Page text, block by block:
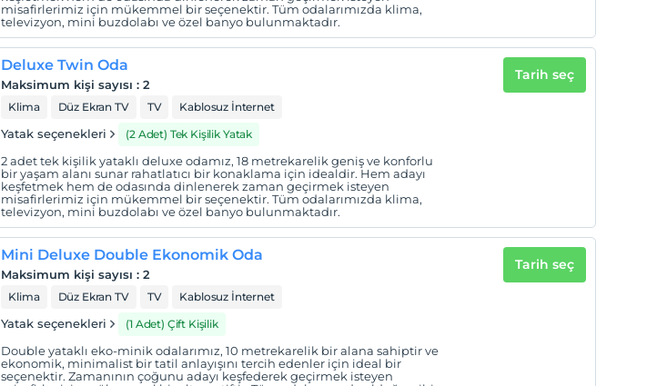
misafirlerimiz için mükemmel bir seçenektir. Tüm odalarımızda klima,
televizyon, mini buzdolabı ve özel banyo bulunmaktadır.
Deluxe Twin Oda
Maksimum kişi sayısı :2
Klima Düz Ekran TV TV Kablosuz İnternet
Yatak seçenekleri (2 Adet) Tek Kişilik Yatak
2 adet tek kişilik yataklı deluxe odamız, 18 metrekarelik geniş ve konforlu
bir yaşam alanı sunar rahatlatıcı bir konaklama için idealdir. Hem adayı
keşfetmek hem de odasında dinlenerek zaman geçirmek isteyen
misafirlerimiz için mükemmel bir seçenektir. Tüm odalarımızda klima,
televizyon, mini buzdolabı ve özel banyo bulunmaktadır.
Tarih seç
Mini Deluxe Double Ekonomik Oda
Maksimum kişi sayısı :2
Klima Düz Ekran TV TV Kablosuz İnternet
Yatak seçenekleri (1 Adet) Çift Kişilik
Double yataklı eko-minik odalarımız, 10 metrekarelik bir alana sahiptir ve
ekonomik, minimalist bir tatil anlayışını tercih edenler için ideal bir
seçenektir. Zamanının çoğunu adayı keşfederek geçirmek isteyen
Tarih seç